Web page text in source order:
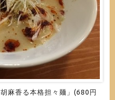
麻香る本格担々麺」(680円